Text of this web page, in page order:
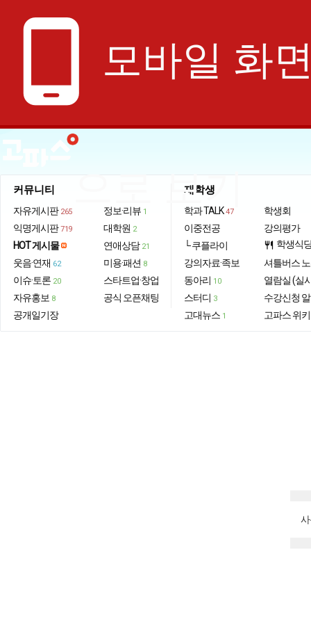
phone_android 모바일 화
으로 보기
커뮤니티
자유게시판 265
익명게시판 719
HOT 게시물
웃음·연재 62
이슈·토론 20
자유홍보 8
공개일기장
정보·리뷰 1
대학원 2
연애상담 21
미용·패션 8
스타트업·창업
공식 오픈채팅
재학생
학과 TALK 47
이중전공
└ 쿠플라이
강의자료·족보
동아리 10
스터디 3
고대뉴스 1
학생회
강의평가
restaurant 학생식
셔틀버스
열람실 (실
수강신청
고파스 위키